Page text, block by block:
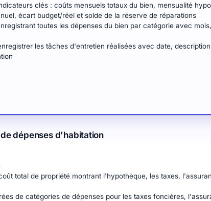
dépenses d'habitation
total de propriété montrant l'hypothèque, les taxes,
de catégories de dépenses pour les taxes foncières,
clés : coûts mensuels totaux du bien, mensualité
écart budget/réel et solde de la réserve de réparations
toutes les dépenses du bien par catégorie avec
les tâches d'entretien réalisées avec date,